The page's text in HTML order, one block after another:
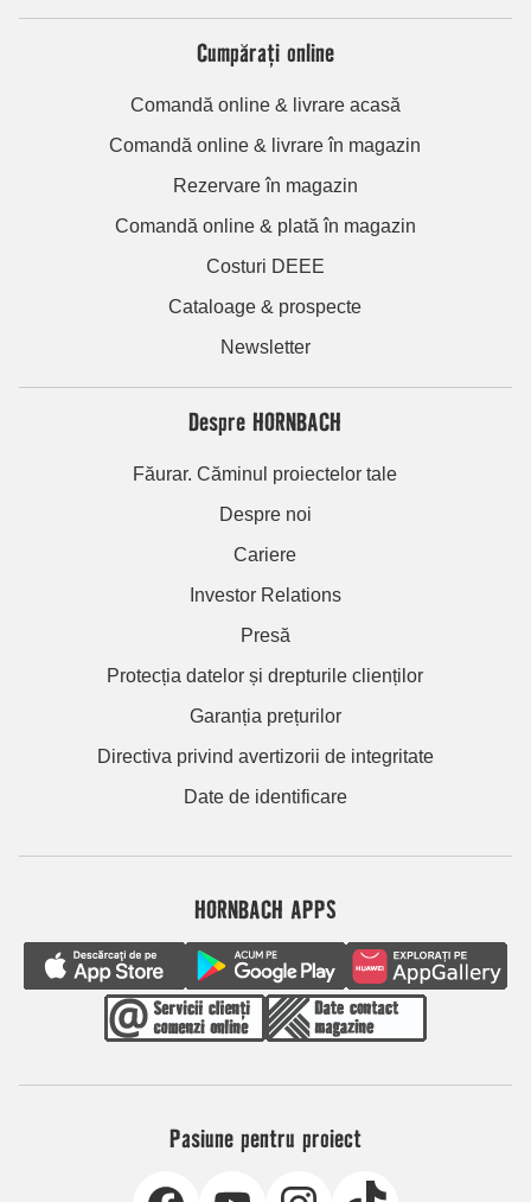
Cumpărați online
Comandă online & livrare acasă
Comandă online & livrare în magazin
Rezervare în magazin
Comandă online & plată în magazin
Costuri DEEE
Cataloage & prospecte
Newsletter
Despre HORNBACH
Făurar. Căminul proiectelor tale
Despre noi
Cariere
Investor Relations
Presă
Protecția datelor și drepturile clienților
Garanția prețurilor
Directiva privind avertizorii de integritate
Date de identificare
HORNBACH APPS
Pasiune pentru proiect